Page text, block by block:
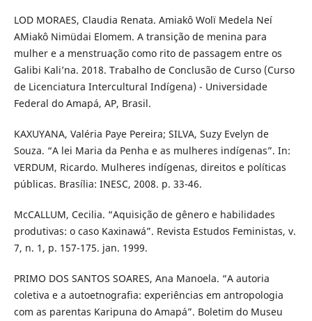
LOD MORAES, Claudia Renata. Amiakô Wolï Medela Neí
AMiakô Nimüdai Elomem. A transição de menina para
mulher e a menstruação como rito de passagem entre os
Galibi Kali’na. 2018. Trabalho de Conclusão de Curso (Curso
de Licenciatura Intercultural Indígena) - Universidade
Federal do Amapá, AP, Brasil.
KAXUYANA, Valéria Paye Pereira; SILVA, Suzy Evelyn de
Souza. “A lei Maria da Penha e as mulheres indígenas”. In:
VERDUM, Ricardo. Mulheres indígenas, direitos e políticas
públicas. Brasília: INESC, 2008. p. 33-46.
McCALLUM, Cecilia. “Aquisição de gênero e habilidades
produtivas: o caso Kaxinawá”. Revista Estudos Feministas, v.
7, n. 1, p. 157-175. jan. 1999.
PRIMO DOS SANTOS SOARES, Ana Manoela. “A autoria
coletiva e a autoetnografia: experiências em antropologia
com as parentas Karipuna do Amapá”. Boletim do Museu